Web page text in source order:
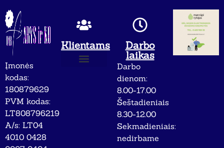
Įmonės
kodas:
180879629
PVM kodas:
LT808796219
A/s: LT04
4010 0428
Klientams
Darbo
laikas
Darbo
dienom:
8.00-17.00
Šeštadieniais
8.30-12.00
Sekmadieniais:
nedirbame